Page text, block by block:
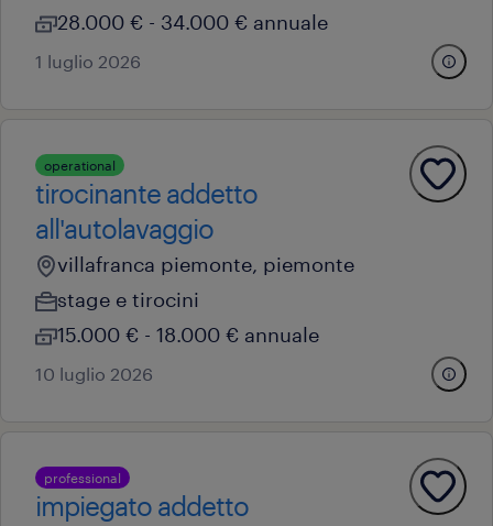
28.000 € - 34.000 € annuale
1 luglio 2026
operational
tirocinante addetto
all'autolavaggio
villafranca piemonte, piemonte
stage e tirocini
15.000 € - 18.000 € annuale
10 luglio 2026
professional
impiegato addetto